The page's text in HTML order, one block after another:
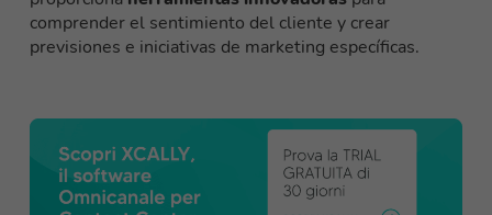
comprender el sentimiento del cliente y crear
previsiones e iniciativas de marketing específicas.